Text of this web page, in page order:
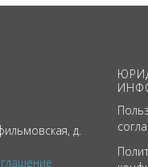
д.